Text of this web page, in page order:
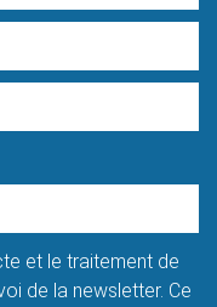
et le traitement de
de la newsletter. Ce